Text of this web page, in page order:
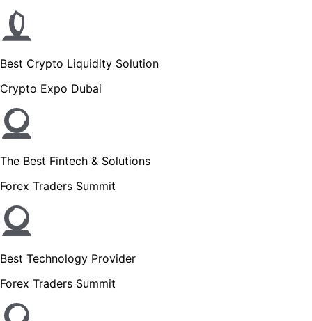
Best Crypto Liquidity Solution
Crypto Expo Dubai
The Best Fintech & Solutions
Forex Traders Summit
Best Technology Provider
Forex Traders Summit